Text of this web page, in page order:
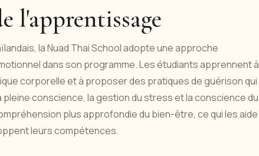
l'apprentissage
la Nuad Thai School adopte une approche
dans son programme. Les étudiants apprennent à
corporelle et à proposer des pratiques de guérison qui
conscience, la gestion du stress et la conscience du
plus approfondie du bien-être, ce qui les aide
leurs compétences.